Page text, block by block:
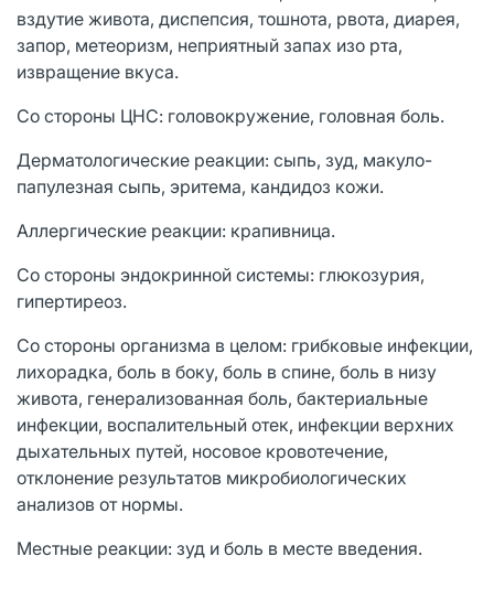
вздутие живота, диспепсия, тошнота, рвота, диарея,
запор, метеоризм, неприятный запах изо рта,
извращение вкуса.
Со стороны ЦНС: головокружение, головная боль.
Дерматологические реакции: сыпь, зуд, макуло-
папулезная сыпь, эритема, кандидоз кожи.
Аллергические реакции: крапивница.
Со стороны эндокринной системы: глюкозурия,
гипертиреоз.
Со стороны организма в целом: грибковые инфекции,
лихорадка, боль в боку, боль в спине, боль в низу
живота, генерализованная боль, бактериальные
инфекции, воспалительный отек, инфекции верхних
дыхательных путей, носовое кровотечение,
отклонение результатов микробиологических
анализов от нормы.
Местные реакции: зуд и боль в месте введения.